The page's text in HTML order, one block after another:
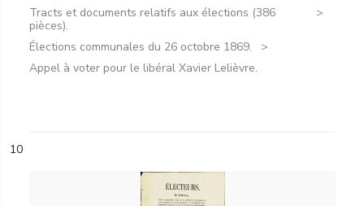
Tracts et documents relatifs aux élections (386
pièces).
Élections communales du 26 octobre 1869.
Appel à voter pour le libéral Xavier Lelièvre.
10